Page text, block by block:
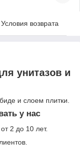
Условия возврата
унитазов и
и слоем плитки.
у нас
2 до 10 лет.